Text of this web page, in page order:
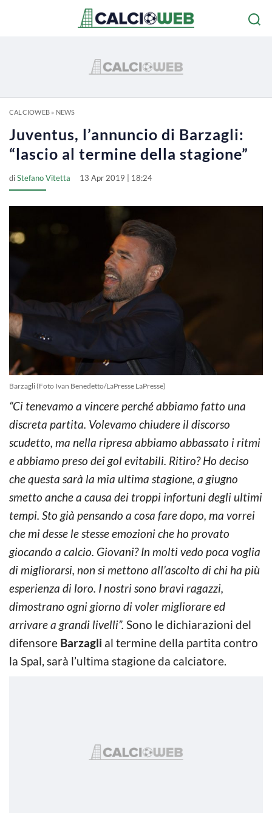
CALCIOWEB» NEWS
Juventus, l’annuncio di Barzagli:
“lascio al termine della stagione”
diStefano Vitetta 13 Apr 2019 | 18:24
Barzagli (Foto Ivan Benedetto/LaPresse LaPresse)
“Ci tenevamo a vincere perché abbiamo fatto una
discreta partita. Volevamo chiudere il discorso
scudetto, ma nella ripresa abbiamo abbassato i ritmi
e abbiamo preso dei gol evitabili. Ritiro? Ho deciso
che questa sarà la mia ultima stagione, a giugno
smetto anche a causa dei troppi infortuni degli ultimi
tempi. Sto già pensando a cosa fare dopo, ma vorrei
che mi desse le stesse emozioni che ho provato
giocando a calcio. Giovani? In molti vedo poca voglia
di migliorarsi, non si mettono all’ascolto di chi ha più
esperienza di loro. I nostri sono bravi ragazzi,
dimostrano ogni giorno di voler migliorare ed
arrivare a grandi livelli”. Sono le dichiarazioni del
difensore Barzagli al termine della partita contro
la Spal, sarà l’ultima stagione da calciatore.